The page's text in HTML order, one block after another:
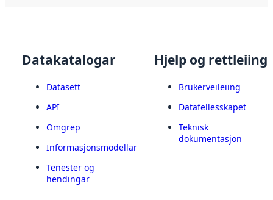
Datakatalogar
Datasett
API
Omgrep
Informasjonsmodellar
Tenester og
hendingar
Hjelp og rettleiing
Brukerveileiing
Datafellesskapet
Teknisk
dokumentasjon